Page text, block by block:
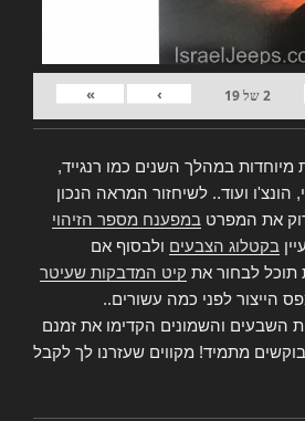
2של19
›
»
מיוחדות במהלך השנים כמו רנגייד,
הונצ'ו ועוד.. לשיחזור המראה הנכון
את המפרט במפענח מספר הזיהוי
בקטלוג הצבעים ולבסוף אם
תוכל לבחור את קיט המדבקות שעיטר
הייצור לפני כמה עשורים..
השבעים והשמונים הקדימו את זמנם
מתמיד! מקווים שעזרנו לך לקבל